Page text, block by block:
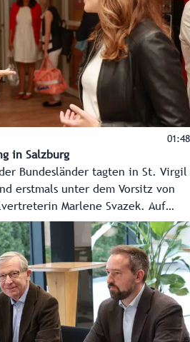
Jugendanwältin Johanna
Austausch.
01:48
in Salzburg
Bundesländer tagten in St. Virgil
erstmals unter dem Vorsitz von
Marlene Svazek. Auf
unter anderem mehr Aufklärung
beschlossen. Aber auch über
bei Nikotinbeuteln